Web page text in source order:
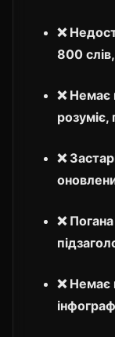
❌
800
❌
❌
❌
❌ Немає